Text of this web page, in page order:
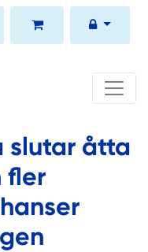
slutar åtta
fler